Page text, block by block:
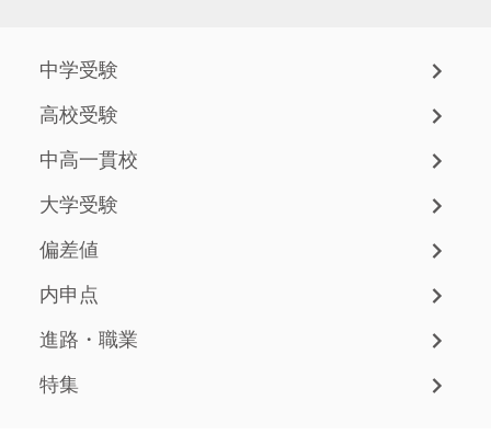
中学受験
高校受験
中高一貫校
大学受験
偏差値
内申点
進路・職業
特集